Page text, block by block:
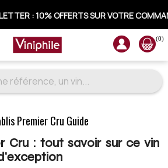
: 10% OFFERTS SUR VOTRE
(0)
Premier Cru Guide
Cru : tout savoir sur ce vin